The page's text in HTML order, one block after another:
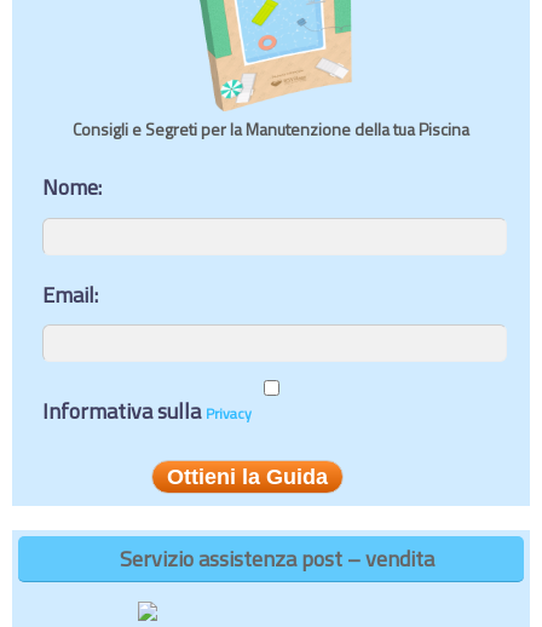
Consigli e Segreti per la Manutenzione della tua Piscina
Nome:
Email:
Informativa sulla Privacy
Servizio assistenza post – vendita